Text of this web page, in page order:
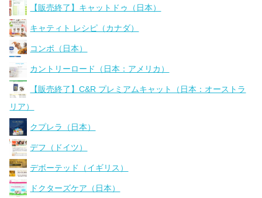
【販売終了】キャットドゥ（日本）
キャティト レシピ（カナダ）
コンボ（日本）
カントリーロード（日本：アメリカ）
【販売終了】C&R プレミアムキャット（日本：オーストラ
リア）
クプレラ（日本）
デフ（ドイツ）
デボーテッド（イギリス）
ドクターズケア（日本）